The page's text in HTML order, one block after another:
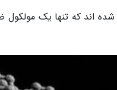
اند که تنها یک مولکول